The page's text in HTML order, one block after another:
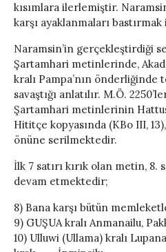
kısımlara ilerlemiştir.
karşı ayaklanmaları
Naramsin’in gerçekleştirdiği
Şartamhari metinlerinde,
kralı Pampa’nın önderliğinde
savaştığı anlatılır. M.Ö.
Şartamhari metinlerinin
Hititçe kopyasında (KBo III,
önüne serilmektedir.
İlk 7 satırı kırık olan metin,
devam etmektedir;
8) Bana karşı bütün
9) GUŞUA kralı Anmanailu,
10) Ulluwi (Ullama) kralı